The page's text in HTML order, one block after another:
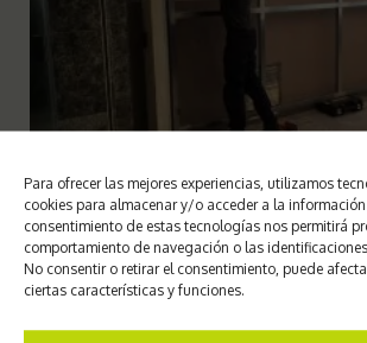
Para ofrecer las mejores experiencias, utilizamos
cookies para almacenar y/o acceder a la
consentimiento de estas tecnologías nos permitirá
comportamiento de navegación o las
No consentir o retirar el consentimiento, puede
ciertas características y funciones.